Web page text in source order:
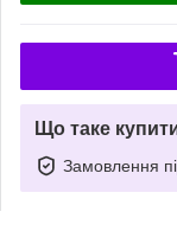
Що таке
Замовлення